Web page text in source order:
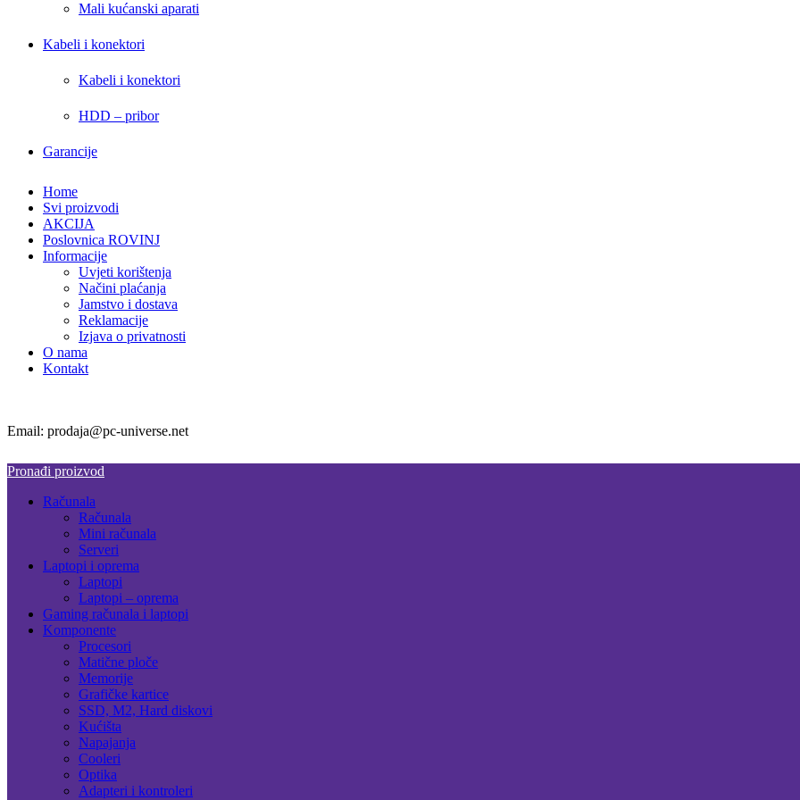
Mali kućanski aparati
Kabeli i konektori
Kabeli i konektori
HDD – pribor
Garancije
Home
Svi proizvodi
AKCIJA
Poslovnica ROVINJ
Informacije
Uvjeti korištenja
Načini plaćanja
Jamstvo i dostava
Reklamacije
Izjava o privatnosti
O nama
Kontakt
Email: prodaja@pc-universe.net
Pronađi proizvod
Računala
Računala
Mini računala
Serveri
Laptopi i oprema
Laptopi
Laptopi – oprema
Gaming računala i laptopi
Komponente
Procesori
Matične ploče
Memorije
Grafičke kartice
SSD, M2, Hard diskovi
Kućišta
Napajanja
Cooleri
Optika
Adapteri i kontroleri